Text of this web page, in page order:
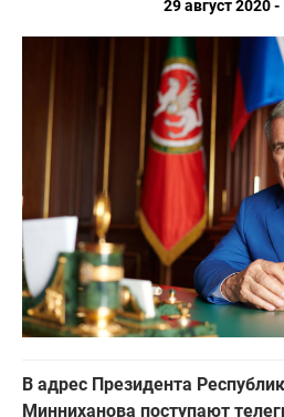
29 август 2020
В адрес Президента
Минниханова поступают